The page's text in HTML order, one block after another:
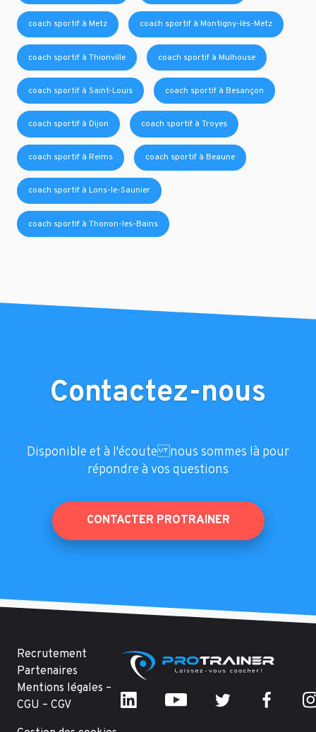
coach sportif à Metz coach sportif à Montigny-lès-Metz
coach sportif à Thionville coach sportif à Mulhouse
coach sportif à Saint-Louis coach sportif à Besançon
coach sportif à Dijon coach sportif à Troyes
coach sportif à Reims coach sportif à Beaune
coach sportif à Lons-le-Saunier
coach sportif à Thonon-les-Bains
Contactez-nous
Disponible et à l'écoute nous sommes là pour
répondre à vos questions
CONTACTER PROTRAINER
Recrutement
Partenaires
Mentions légales –
CGU – CGV